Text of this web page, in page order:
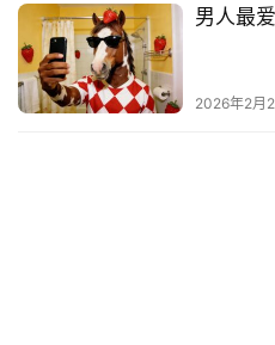
语
男人最
2026年2月